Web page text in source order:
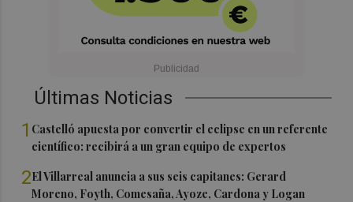
Últimas Noticias
1 Castelló apuesta por convertir el eclipse en un referente
científico: recibirá a un gran equipo de expertos
2El Villarreal anuncia a sus seis capitanes: Gerard
Moreno, Foyth, Comesaña, Ayoze, Cardona y Logan